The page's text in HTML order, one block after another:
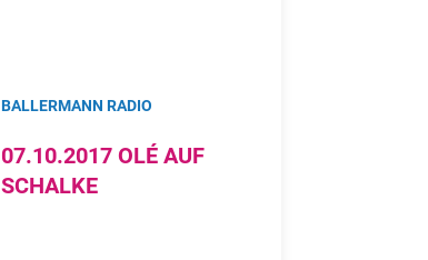
BALLERMANN RADIO
07.10.2017 OLÉ AUF
SCHALKE